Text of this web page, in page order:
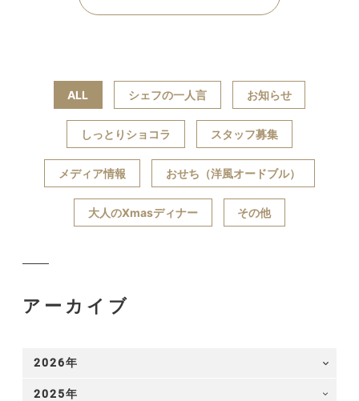
ALL シェフの一人言 お知らせ
しっとりショコラ スタッフ募集
メディア情報 おせち（洋風オードブル）
大人のXmasディナー その他
アーカイブ
2026
2025